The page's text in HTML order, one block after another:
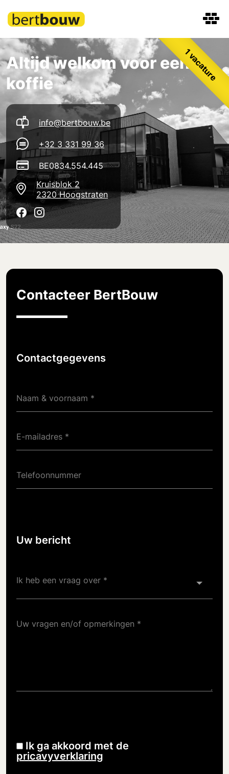
Altijd welkom voor een
koffie
info@bertbouw.be
+32 3 331 99 36
BE0834.554.445
Kruisblok 2
2320 Hoogstraten
1 vacature
Contacteer BertBouw
Contactgegevens
Naam & voornaam
E-mailadres
Telefoonnummer
Uw bericht
Ik heb een vraag over
Uw vragen en/of opmerkingen
Ik ga akkoord met de
pricavyverklaring